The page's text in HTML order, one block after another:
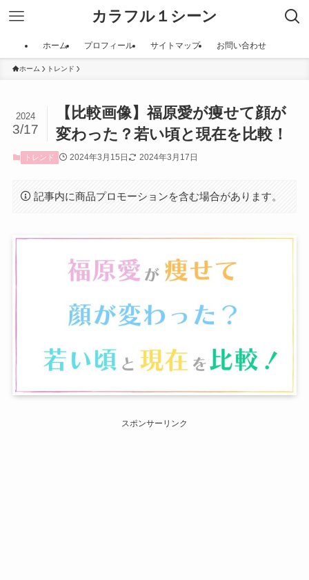
カラフル１シーン
ホーム プロフィール サイトマップ お問い合わせ
ホーム トレンド
【比較画像】福原愛が痩せて顔が
変わった？若い頃と現在を比較！
2024
3/17
トレンド 2024年3月15日 2024年3月17日
記事内に商品プロモーションを含む場合があります。
スポンサーリンク